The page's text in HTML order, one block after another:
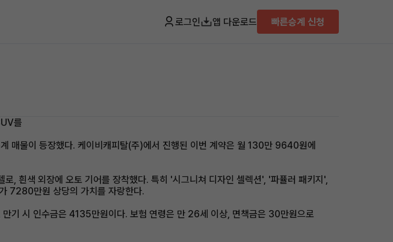
로그인 앱 다운로드 빠른승계 신청
를
물이 등장했다. 케이비캐피탈(주)에서 진행된 이번 계약은 월 130만 9640원에
흰색 외장에 오토 기어를 장착했다. 특히 '시그니쳐 디자인 셀렉션', '파퓰러 패키지',
7280만원 상당의 가치를 자랑한다.
기 시 인수금은 4135만원이다. 보험 연령은 만 26세 이상, 면책금은 30만원으로